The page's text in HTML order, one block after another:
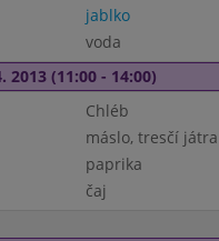
jablko
voda
2013 (11:00 - 14:00)
Chléb
máslo, tresčí játra
paprika
čaj